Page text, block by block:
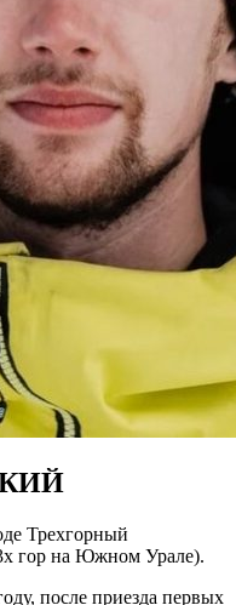
Трехгорный
гор на Южном Урале).
после приезда первых